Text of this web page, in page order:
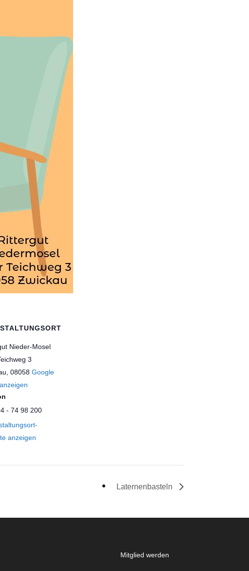
Nieder-Mosel
3
, 08058 Google
- 74 98 200
anzeigen
Laternenbasteln
Mitglied werden